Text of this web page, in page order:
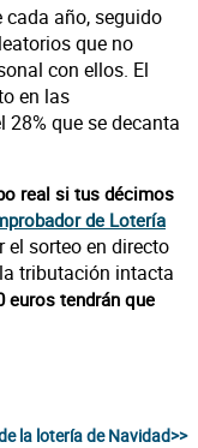
año, seguido
que no
con ellos. El
en las
que se decanta
real si tus décimos
de Lotería
sorteo en directo
tributación intacta
euros tendrán que
la lotería de Navidad>>